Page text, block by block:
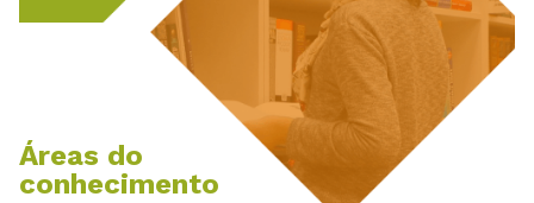
Áreas do
conhecimento